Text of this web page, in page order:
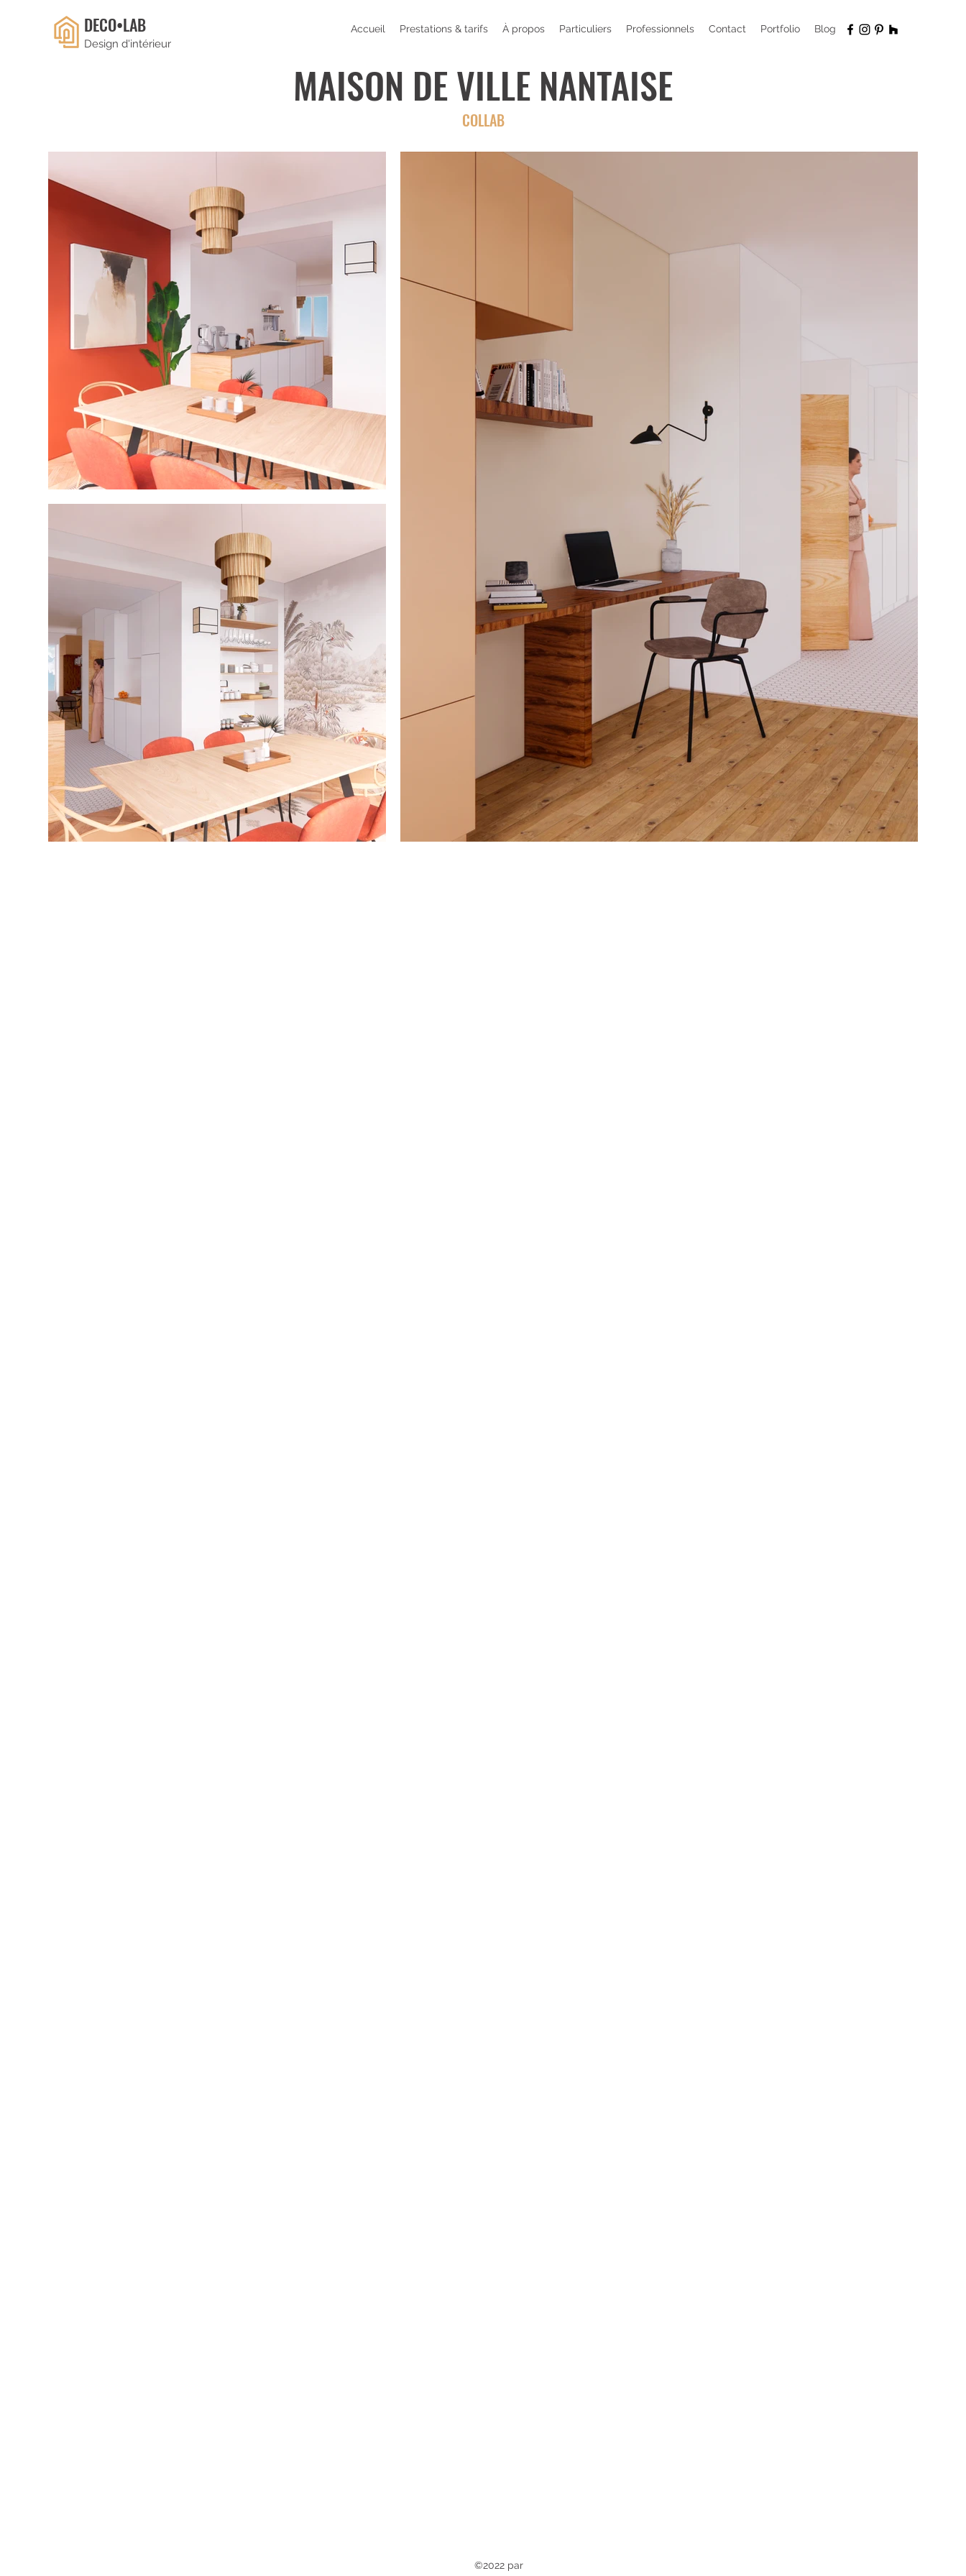
DECO•LAB
Design d'intérieur
Accueil Prestations & tarifs À propos Particuliers Professionnels Contact Portfolio Blog
MAISON DE VILLE NANTAISE
COLLAB
©2022 par